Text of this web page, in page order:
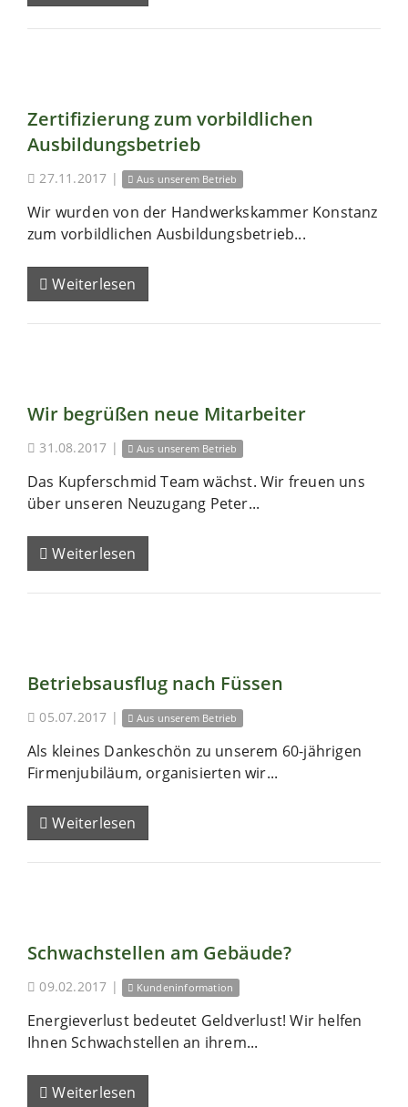
Zertifizierung zum vorbildlichen
Ausbildungsbetrieb
27.11.2017 | Aus unserem Betrieb
Wir wurden von der Handwerkskammer Konstanz
zum vorbildlichen Ausbildungsbetrieb...
Weiterlesen
Wir begrüßen neue Mitarbeiter
31.08.2017 | Aus unserem Betrieb
Das Kupferschmid Team wächst. Wir freuen uns
über unseren Neuzugang Peter...
Weiterlesen
Betriebsausflug nach Füssen
05.07.2017 | Aus unserem Betrieb
Als kleines Dankeschön zu unserem 60-jährigen
Firmenjubiläum, organisierten wir...
Weiterlesen
Schwachstellen am Gebäude?
09.02.2017 | Kundeninformation
Energieverlust bedeutet Geldverlust! Wir helfen
Ihnen Schwachstellen an ihrem...
Weiterlesen